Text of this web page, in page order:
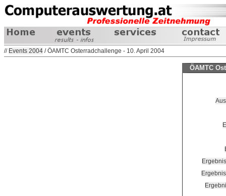
// Events 2004 / ÖAMTC Osterradchallenge - 10. April 2004
ÖAMTC